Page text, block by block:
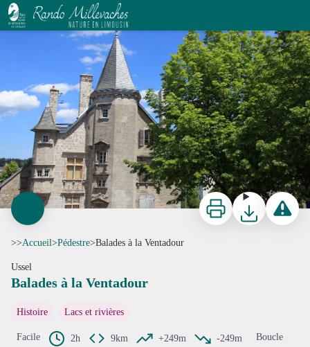
Balades à la Ventadour
ImprimerTéléchargerSignaler
>>Accueil>Pédestre>Balades à la Ventadour
Ussel
Balades à la Ventadour
Histoire Lacs et rivières
Facile 2h 9km +249m -249m
Boucle